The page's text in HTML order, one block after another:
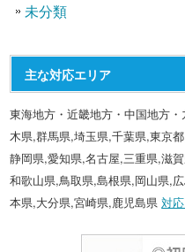
未分類
主な対応エリア
東海地方・近畿地方・中国地方
木県,群馬県,埼玉県,千葉県,東京
静岡県,愛知県,名古屋,三重県,滋
和歌山県,鳥取県,島根県,岡山県,
本県,大分県,宮崎県,鹿児島県対